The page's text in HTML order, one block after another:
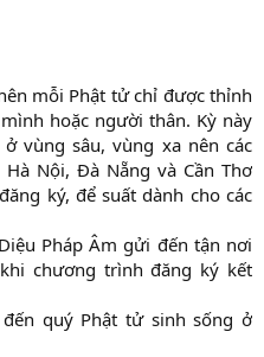
mỗi Phật tử chỉ được thỉnh
hoặc người thân. Kỳ này
vùng sâu, vùng xa nên các
Nội, Đà Nẵng và Cần Thơ
ký, để suất dành cho các
Pháp Âm gửi đến tận nơi
chương trình đăng ký kết
quý Phật tử sinh sống ở